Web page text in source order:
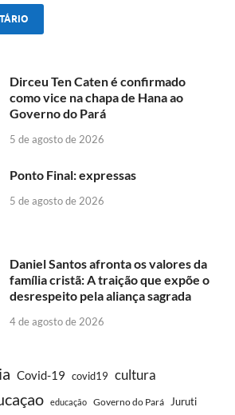
Dirceu Ten Caten é confirmado
como vice na chapa de Hana ao
Governo do Pará
5 de agosto de 2026
Ponto Final: expressas
5 de agosto de 2026
Daniel Santos afronta os valores da
família cristã: A traição que expõe o
desrespeito pela aliança sagrada
4 de agosto de 2026
Covid-19 covid19 cultura
educação Governo do Pará Juruti